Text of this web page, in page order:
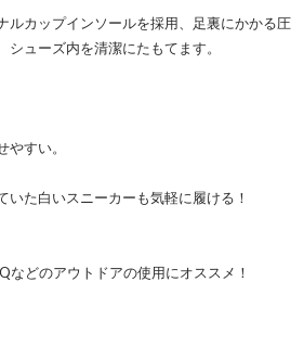
ルカップインソールを採用、足裏にかかる圧
ューズ内を清潔にたもてます。
すい。
た白いスニーカーも気軽に履ける！
などのアウトドアの使用にオススメ！